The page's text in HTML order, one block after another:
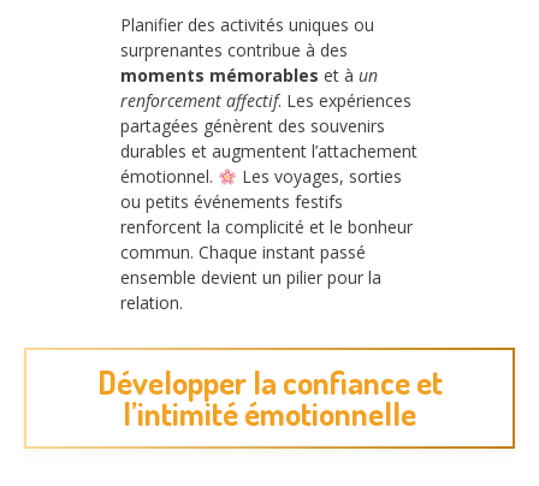
Planifier des activités uniques ou
surprenantes contribue à des
moments mémorables et à un
renforcement affectif. Les expériences
partagées génèrent des souvenirs
durables et augmentent l’attachement
émotionnel.
Les voyages, sorties
ou petits événements festifs
renforcent la complicité et le bonheur
commun. Chaque instant passé
ensemble devient un pilier pour la
relation.
Développer la confiance et
l’intimité émotionnelle